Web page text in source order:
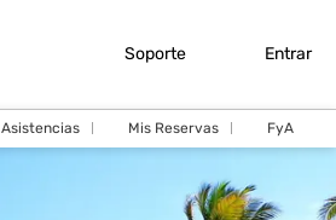
Soporte Entrar
Asistencias Mis Reservas FyA